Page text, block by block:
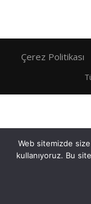
Çerez Politikası
Web sitemizde
kullanıyoruz. Bu